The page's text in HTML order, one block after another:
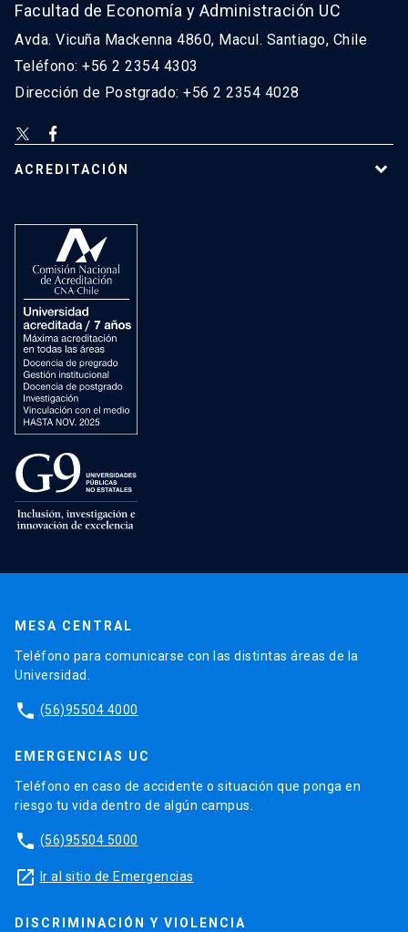
Facultad de Economía y Administración UC
Avda. Vicuña Mackenna 4860, Macul. Santiago, Chile
Teléfono: +56 2 2354 4303
Dirección de Postgrado: +56 2 2354 4028
ACREDITACIÓN
MESA CENTRAL
Teléfono para comunicarse con las distintas áreas de la
Universidad.
phone (56)95504 4000
EMERGENCIAS UC
Teléfono en caso de accidente o situación que ponga en
riesgo tu vida dentro de algún campus.
phone (56)95504 5000
launch Ir al sitio de Emergencias
DISCRIMINACIÓN Y VIOLENCIA